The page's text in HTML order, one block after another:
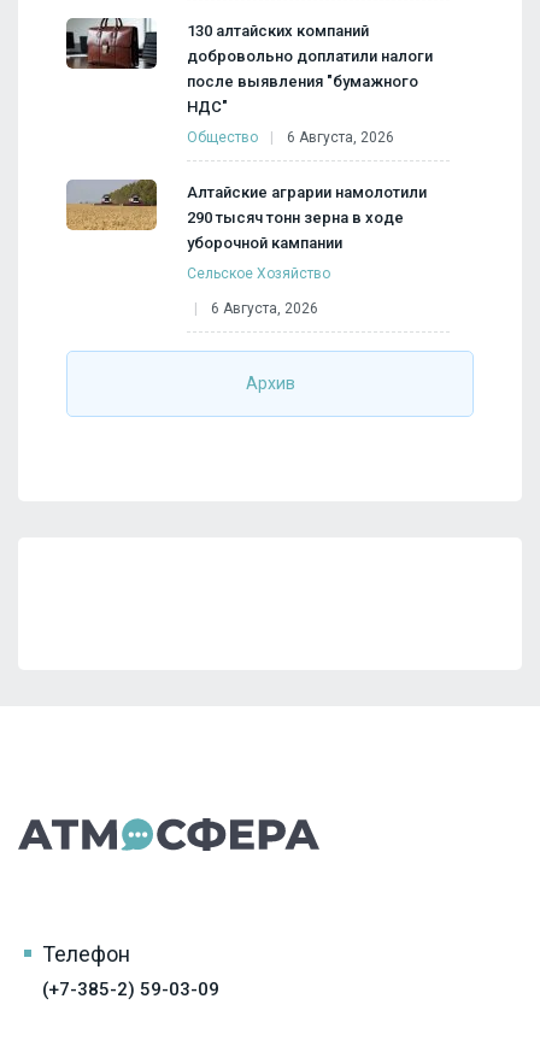
130 алтайских компаний
добровольно доплатили налоги
после выявления "бумажного
НДС"
Общество 6 Августа, 2026
Алтайские аграрии намолотили
290 тысяч тонн зерна в ходе
уборочной кампании
Сельское Хозяйство
6 Августа, 2026
Архив
Телефон
(+7-385-2) 59-03-09